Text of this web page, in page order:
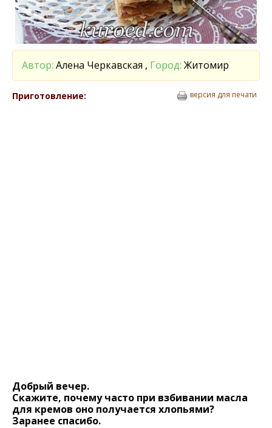
Автор: Алена Черкавская , Город: Житомир
Приготовление: версия для печати
Добрый вечер.
Скажите, почему часто при взбивании масла
для кремов оно получается хлопьями?
Заранее спасибо.